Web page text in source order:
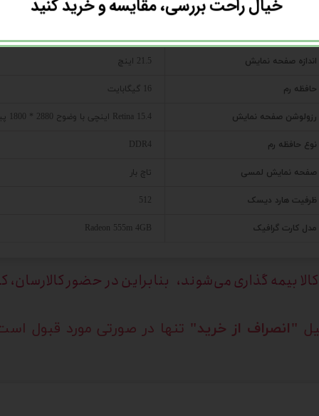
اندازه صفحه نمایش 21.5 اینچ
حافظه رم 16 گیگابایت
رزولوشن صفحه نمایش Retina 15.4 اینچی با وضوح 2880 * 1800 پیکسل
نوع حافظه رم DDR4
صفحه نمایش لمسی تاچ بار
ظرفیت هارد دیسک 512
مدل کارت گرافیک Radeon 555m 4GB
بیمه گذاری می‌شوند، بنابراین در حضور
"انصراف از خرید" تنها در صورتی مورد قبول
خیال راحت بررسی، مقایسه و خرید کنید